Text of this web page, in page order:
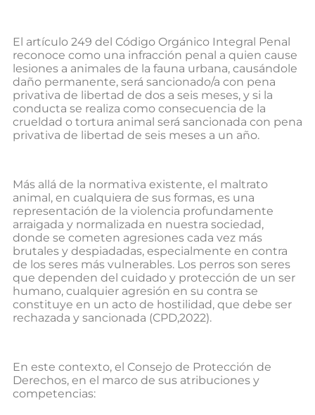
El artículo 249 del Código Orgánico Integral Penal
reconoce como una infracción penal a quien cause
lesiones a animales de la fauna urbana, causándole
daño permanente, será sancionado/a con pena
privativa de libertad de dos a seis meses, y si la
conducta se realiza como consecuencia de la
crueldad o tortura animal será sancionada con pena
privativa de libertad de seis meses a un año.
Más allá de la normativa existente, el maltrato
animal, en cualquiera de sus formas, es una
representación de la violencia profundamente
arraigada y normalizada en nuestra sociedad,
donde se cometen agresiones cada vez más
brutales y despiadadas, especialmente en contra
de los seres más vulnerables. Los perros son seres
que dependen del cuidado y protección de un ser
humano, cualquier agresión en su contra se
constituye en un acto de hostilidad, que debe ser
rechazada y sancionada (CPD,2022).
En este contexto, el Consejo de Protección de
Derechos, en el marco de sus atribuciones y
competencias: